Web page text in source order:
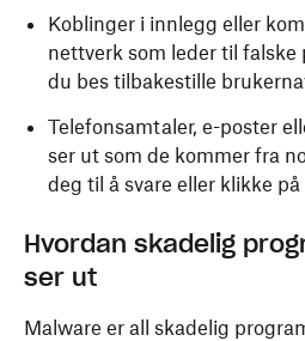
Koblinger i innlegg eller
nettverk som leder til falske
du bes tilbakestille
Telefonsamtaler, e-poster
ser ut som de kommer fra
deg til å svare eller klikke
Hvordan skadelig
ser ut
Malware er all skadelig